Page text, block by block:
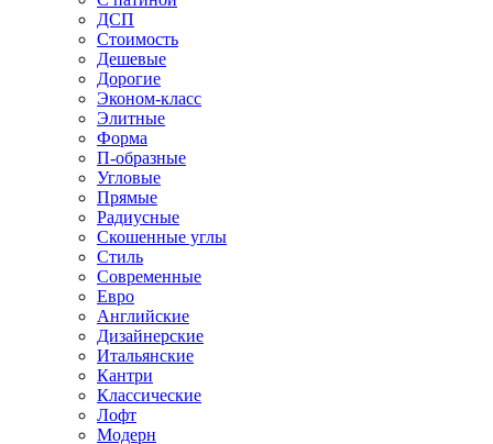
ДСП
Стоимость
Дешевые
Дорогие
Эконом-класс
Элитные
Форма
П-образные
Угловые
Прямые
Радиусные
Скошенные углы
Стиль
Современные
Евро
Английские
Дизайнерские
Итальянские
Кантри
Классические
Лофт
Модерн